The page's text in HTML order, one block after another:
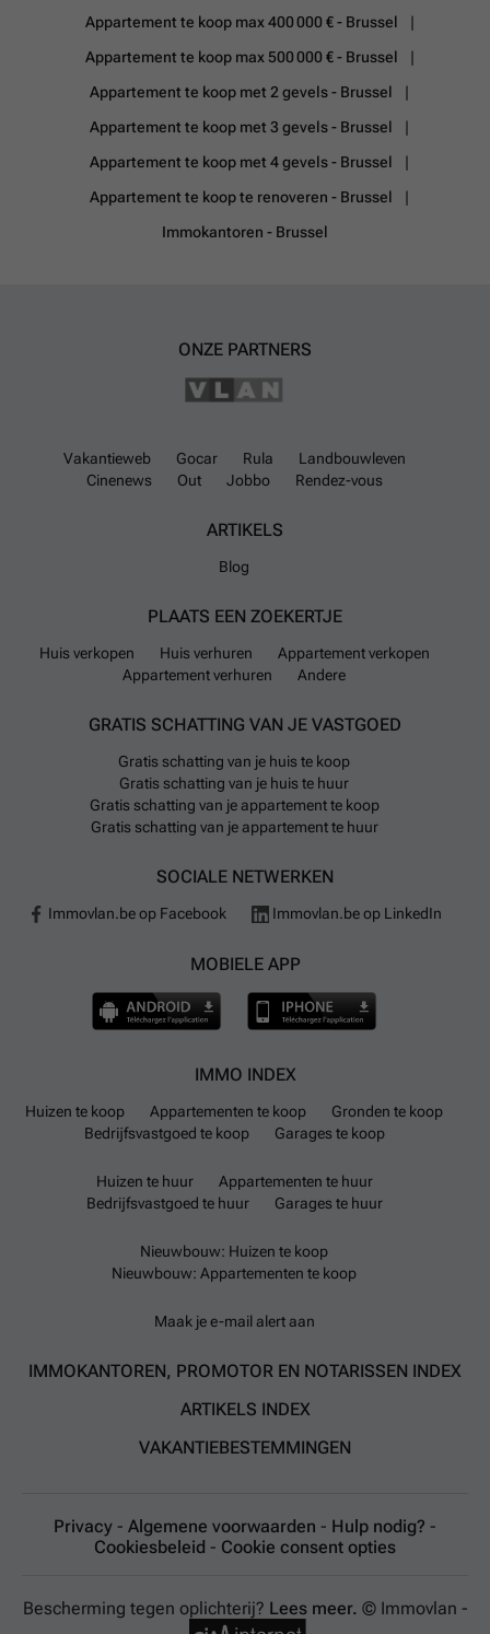
Appartement te koop max 400 000 € - Brussel
Appartement te koop max 500 000 € - Brussel
Appartement te koop met 2 gevels - Brussel
Appartement te koop met 3 gevels - Brussel
Appartement te koop met 4 gevels - Brussel
Appartement te koop te renoveren - Brussel
Immokantoren - Brussel
ONZE PARTNERS
Vakantieweb Gocar Rula
Landbouwleven
Cinenews
Out Jobbo Rendez-vous
ARTIKELS
Blog
PLAATS EEN ZOEKERTJE
Huis verkopen Huis verhuren
Appartement verkopen
Appartement verhuren
Andere
GRATIS SCHATTING VAN JE VASTGOED
Gratis schatting van je huis te koop
Gratis schatting van je huis te huur
Gratis schatting van je appartement te koop
Gratis schatting van je appartement te huur
SOCIALE NETWERKEN
Immovlan.be op Facebook Immovlan.be op LinkedIn
MOBIELE APP
IMMO INDEX
Huizen te koop Appartementen te koop
Gronden te koop
Bedrijfsvastgoed te koop
Garages te koop
Huizen te huur
Appartementen te huur
Bedrijfsvastgoed te huur
Garages te huur
Nieuwbouw: Huizen te koop
Nieuwbouw: Appartementen te koop
Maak je e-mail alert aan
IMMOKANTOREN, PROMOTOR EN NOTARISSEN INDEX
ARTIKELS INDEX
VAKANTIEBESTEMMINGEN
Privacy - Algemene voorwaarden - Hulp nodig? -
Cookiesbeleid - Cookie consent opties
Bescherming tegen oplichterij? Lees meer. © Immovlan -